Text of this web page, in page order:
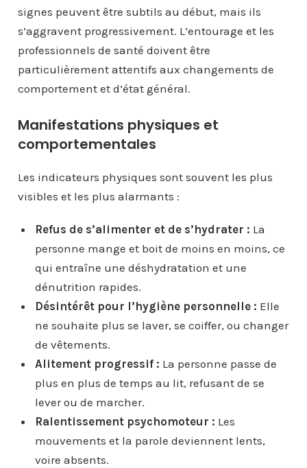
signes peuvent être subtils au début, mais ils
s’aggravent progressivement. L’entourage et les
professionnels de santé doivent être
particulièrement attentifs aux changements de
comportement et d’état général.
Manifestations physiques et
comportementales
Les indicateurs physiques sont souvent les plus
visibles et les plus alarmants :
Refus de s’alimenter et de s’hydrater : La
personne mange et boit de moins en moins, ce
qui entraîne une déshydratation et une
dénutrition rapides.
Désintérêt pour l’hygiène personnelle : Elle
ne souhaite plus se laver, se coiffer, ou changer
de vêtements.
Alitement progressif : La personne passe de
plus en plus de temps au lit, refusant de se
lever ou de marcher.
Ralentissement psychomoteur : Les
mouvements et la parole deviennent lents,
voire absents.